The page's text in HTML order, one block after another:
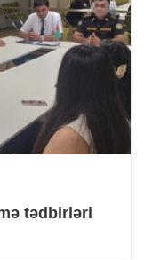
tədbirləri